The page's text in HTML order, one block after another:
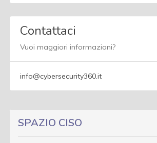
Contattaci
Vuoi maggiori informazioni?
info@cybersecurity360.it
SPAZIO CISO